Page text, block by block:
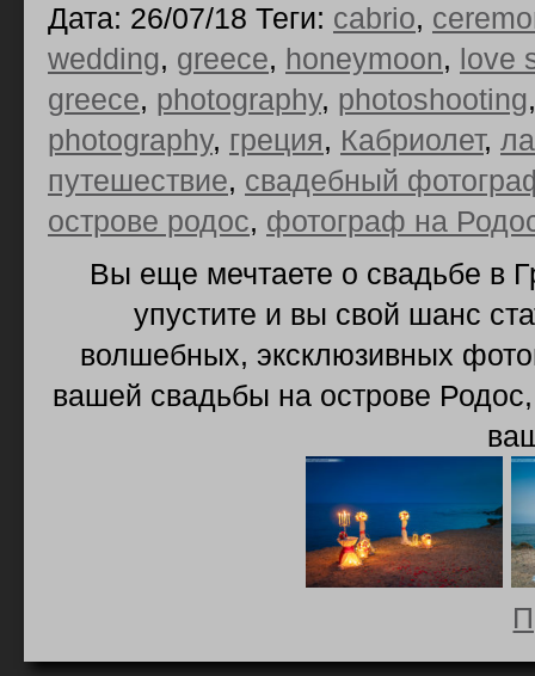
Дата: 26/07/18 Теги: cabrio,
wedding, greece, honeymoon, love
greece, photography, photoshooting
photography, греция, Кабриолет,
путешествие, свадебный
острове родос, фотограф на
Вы еще мечтаете о свадьбе в
упустите и вы свой шанс
волшебных, эксклюзивных
вашей свадьбы на острове